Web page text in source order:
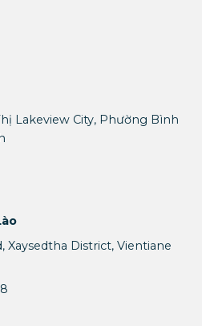
Lakeview City, Phường Bình
Xaysedtha District, Vientiane